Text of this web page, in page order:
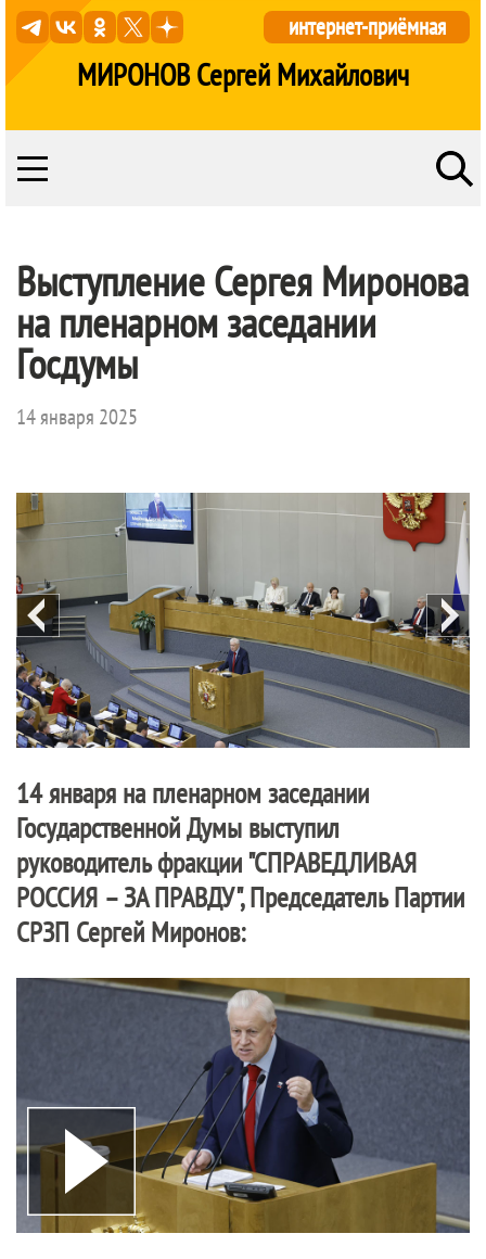
МИРОНОВ Сергей Михайлович
интернет-приёмная
Выступление Сергея Миронова
на пленарном заседании
Госдумы
14 января 2025
14 января на пленарном заседании
Государственной Думы выступил
руководитель фракции "СПРАВЕДЛИВАЯ
РОССИЯ – ЗА ПРАВДУ", Председатель Партии
СРЗП Сергей Миронов: